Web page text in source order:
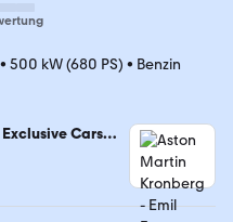
• 500 kW (680 PS) • Benzin
Cars